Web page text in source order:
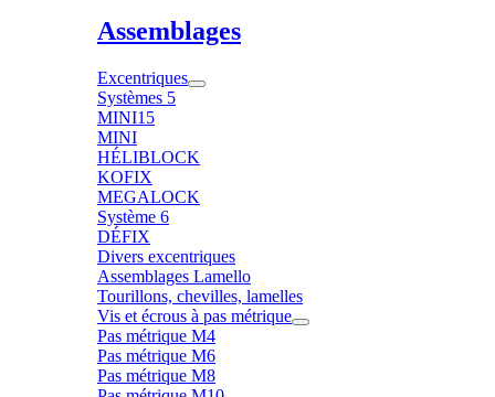
Assemblages
Excentriques
Systèmes 5
MINI15
MINI
HÉLIBLOCK
KOFIX
MEGALOCK
Système 6
DÉFIX
Divers excentriques
Assemblages Lamello
Tourillons, chevilles, lamelles
Vis et écrous à pas métrique
Pas métrique M4
Pas métrique M6
Pas métrique M8